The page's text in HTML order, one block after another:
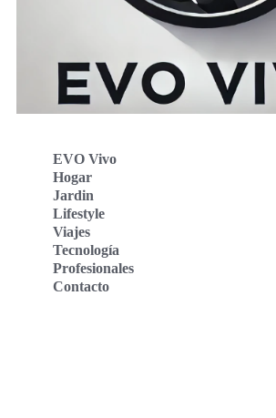
EVO Vivo
Hogar
Jardin
Lifestyle
Viajes
Tecnología
Profesionales
Contacto